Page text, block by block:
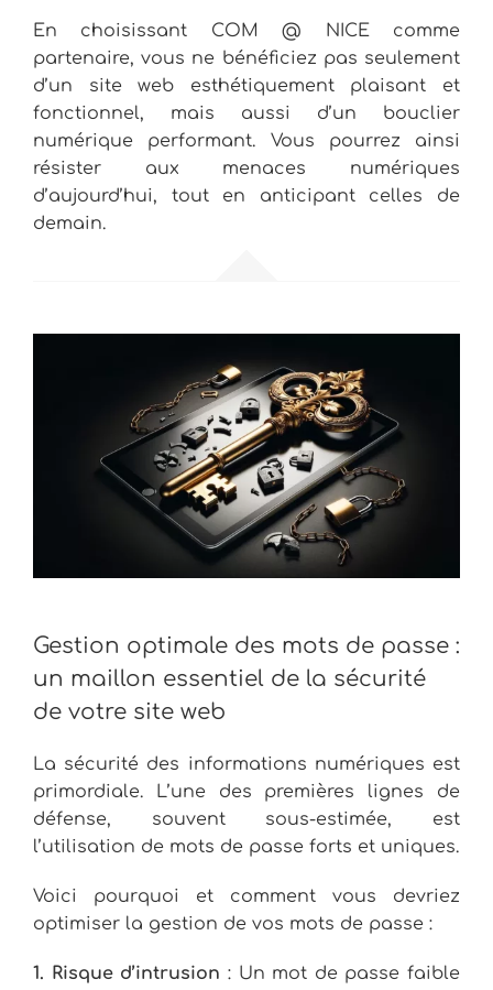
En choisissant COM @ NICE comme
partenaire, vous ne bénéficiez pas seulement
d’un site web esthétiquement plaisant et
fonctionnel, mais aussi d’un bouclier
numérique performant. Vous pourrez ainsi
résister aux menaces numériques
d’aujourd’hui, tout en anticipant celles de
demain.
Gestion optimale des mots de passe :
un maillon essentiel de la sécurité
de votre site web
La sécurité des informations numériques est
primordiale. L’une des premières lignes de
défense, souvent sous-estimée, est
l’utilisation de mots de passe forts et uniques.
Voici pourquoi et comment vous devriez
optimiser la gestion de vos mots de passe :
1. Risque d’intrusion : Un mot de passe faible